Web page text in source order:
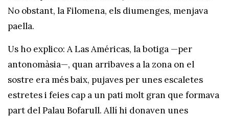
No obstant, la Filomena, els diumenges, menjava
paella.
Us ho explico: A Las Américas, la botiga —per
antonomàsia—, quan arribaves a la zona on el
sostre era més baix, pujaves per unes escaletes
estretes i feies cap a un pati molt gran que formava
part del Palau Bofarull. Allí hi donaven unes